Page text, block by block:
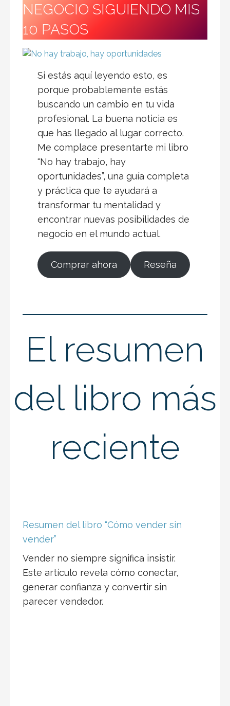
NEGOCIO SIGUIENDO MIS
10 PASOS
Si estás aquí leyendo esto, es
porque probablemente estás
buscando un cambio en tu vida
profesional. La buena noticia es
que has llegado al lugar correcto.
Me complace presentarte mi libro
“No hay trabajo, hay
oportunidades”, una guía completa
y práctica que te ayudará a
transformar tu mentalidad y
encontrar nuevas posibilidades de
negocio en el mundo actual.
Comprar ahora Reseña
El resumen
del libro más
reciente
Resumen del libro “Cómo vender sin
vender”
Vender no siempre significa insistir.
Este artículo revela cómo conectar,
generar confianza y convertir sin
parecer vendedor.